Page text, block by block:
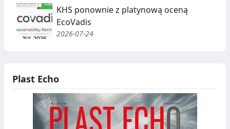
KHS ponownie z platynową oceną
EcoVadis
2026-07-24
Plast Echo